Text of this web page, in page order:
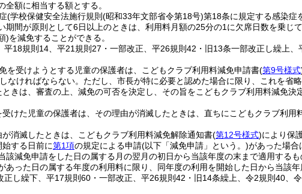
額に相当する額とする。
(学校保健安全法施行規則 (昭和33年文部省令第18号)第18条に規定する感染症
期間が原則として6日以上のときは、利用料月額の25分の1に欠席日数を乗じ
)を減免することができる。
18規則14、平21規則27・一部改正、平26規則42・旧13条一部改正し繰上
を受けようとする児童の保護者は、こどもクラブ利用料減免申請書(第9号様式
なければならない。 ただし、市長が特に必要と認めた場合に限り、これを省略
きは、審査の上、減免の可否を決定し、その旨をこどもクラブ利用料減免決
けた児童の保護者は、その理由が消滅したときは、直ちにこどもクラブ利用
消滅したときは、こどもクラブ利用料減免解除通知書(第12号様式)により保
する日前に第1項の規定による申請(以下「減免申請」という。)があった場合
該減免申請をした日の属する月の翌月の初日から当該年度の末まで適用するも
あった日の属する年度の利用料に限り、同年度の利用を開始した日から当該年
し繰下、平17規則60・一部改正、平26規則42・旧14条繰上、令2規則40、